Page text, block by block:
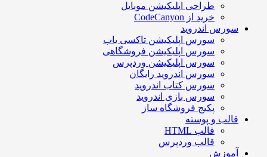
طراحی اپلیکیشن موبایل
خرید از CodeCanyon
سورس اندروید
سورس اپلیکیشن تاکسی یاب
سورس اپلیکیشن فروشگاهی
سورس اپلیکیشن وردپرس
سورس اندروید رایگان
سورس کتاب اندروید
سورس بازی اندروید
پکیج فروشگاه ساز
قالب و پوسته
قالب HTML
قالب وردپرس
آموزش